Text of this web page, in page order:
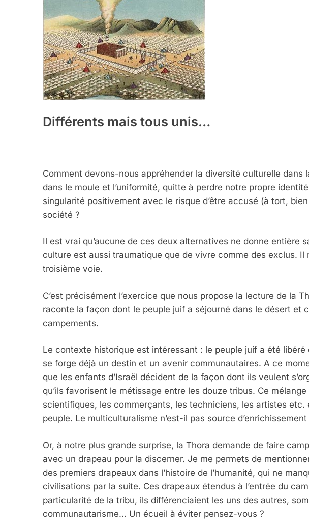
Différents mais tous unis…
Comment devons-nous appréhender la diversité culturelle dans
dans le moule et l’uniformité, quitte à perdre notre propre
singularité positivement avec le risque d’être accusé (à tort,
société ?
Il est vrai qu’aucune de ces deux alternatives ne donne entière
culture est aussi traumatique que de vivre comme des exclus. Il
troisième voie.
C’est précisément l’exercice que nous propose la lecture de la
raconte la façon dont le peuple juif a séjourné dans le désert et
campements.
Le contexte historique est intéressant : le peuple juif a été
se forge déjà un destin et un avenir communautaires. A ce
que les enfants d’Israël décident de la façon dont ils veulent
qu’ils favorisent le métissage entre les douze tribus. Ce
scientifiques, les commerçants, les techniciens, les artistes etc.
peuple. Le multiculturalisme n’est-il pas source
Or, à notre plus grande surprise, la Thora demande de faire
avec un drapeau pour la discerner. Je me permets de
des premiers drapeaux dans l’histoire de l’humanité, qui ne
civilisations par la suite. Ces drapeaux étendus à l’entrée du
particularité de la tribu, ils différenciaient les uns des autres,
communautarisme… Un écueil à éviter pensez-vous ?
2025, L’année La Plus Meurtrière
FRANCE